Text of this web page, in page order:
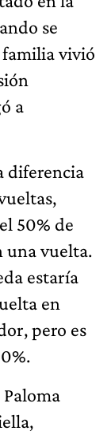
se
vivió
a
diferencia
50% de
una vuelta.
estaría
en
pero es